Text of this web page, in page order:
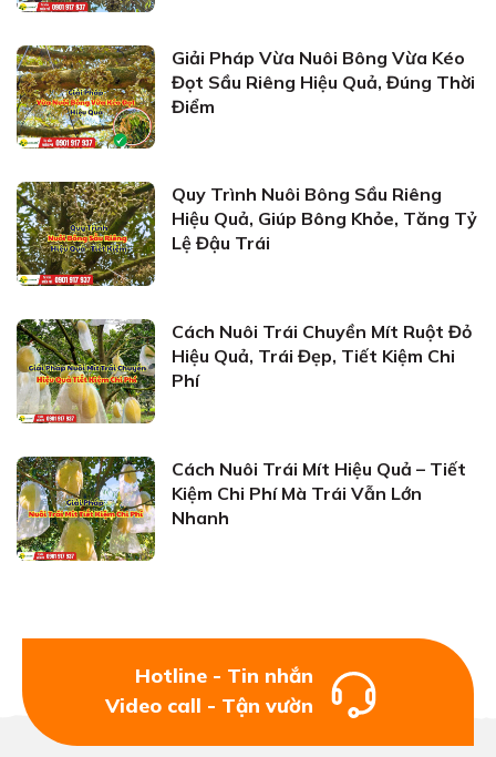
Giải Pháp Vừa Nuôi Bông Vừa Kéo
Đọt Sầu Riêng Hiệu Quả, Đúng Thời
Điểm
Quy Trình Nuôi Bông Sầu Riêng
Hiệu Quả, Giúp Bông Khỏe, Tăng Tỷ
Lệ Đậu Trái
Cách Nuôi Trái Chuyền Mít Ruột Đỏ
Hiệu Quả, Trái Đẹp, Tiết Kiệm Chi
Phí
Cách Nuôi Trái Mít Hiệu Quả – Tiết
Kiệm Chi Phí Mà Trái Vẫn Lớn
Nhanh
Hotline - Tin nhắn
Video call - Tận vườn